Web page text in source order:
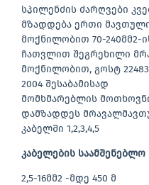
სპილენძის ძარღვები
მზადდება ერთი
მოქნილობით 70-240მმ2-
ჩათვლით შეგრეხილი
მოქნილობით, გოსტ
2004 შესაბამისად
მომხმარებლის
დამზადდეს
კაბელში 1,2,3,4,5
კაბელების საამშენებლო
2,5-16მმ2 -მდე 450 მ